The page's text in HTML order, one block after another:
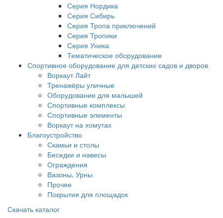
Серия Нордика
Серия Сибирь
Серия Тропа приключений
Серия Тропики
Серия Уника
Тематическое оборудование
Спортивное оборудование для детских садов и дворов
Воркаут Лайт
Тренажёры уличные
Оборудование для малышей
Спортивные комплексы
Спортивные элементы
Воркаут на хомутах
Благоустройство
Скамьи и столы
Беседки и навесы
Ограждения
Вазоны, Урны
Прочее
Покрытия для площадок
Скачать каталог